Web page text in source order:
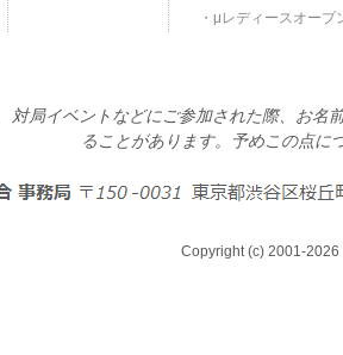
μレディースオープ
対局イベントなどにご参加された際、お名
ることがあります。予めこの点に
Copyright (c) 2001-